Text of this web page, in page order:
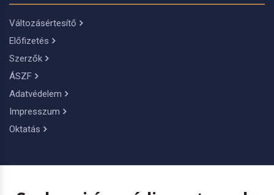
Változásértesítő
Előfizetés
Szerzők
ÁSZF
Adatvédelem
Impresszum
Oktatás